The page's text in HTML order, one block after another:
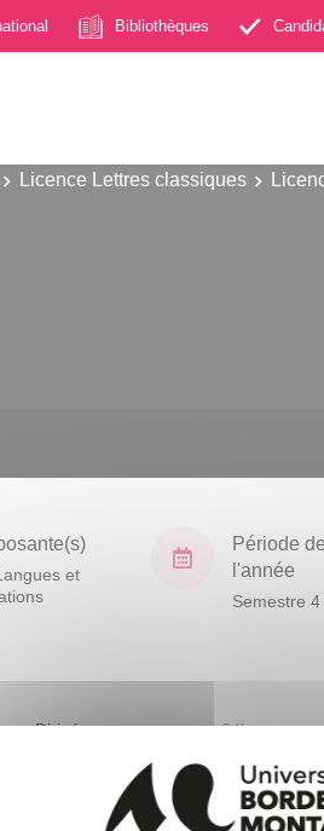
Bibliothèques
Licence Lettres classiques
et
Période de
l'année
Semestre 4
Dirigés 24h